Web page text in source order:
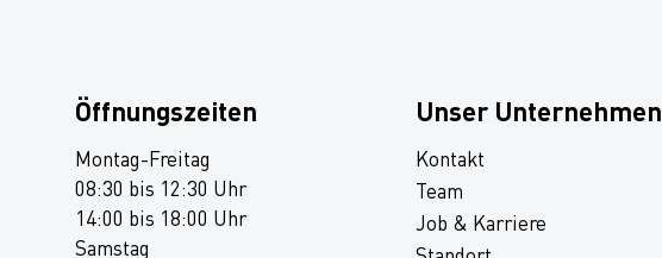
Öffnungszeiten
Montag-Freitag
08:30 bis 12:30 Uhr
14:00 bis 18:00 Uhr
Samstag
Unser Unternehmen
Kontakt
Team
Job & Karriere